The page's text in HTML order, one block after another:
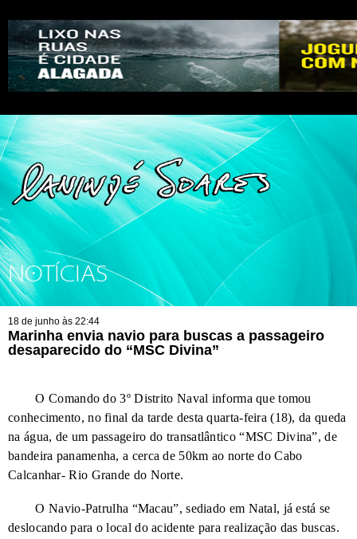
NOTÍCIAS
18 de junho às 22:44
Marinha envia navio para buscas a passageiro
desaparecido do “MSC Divina”
O Comando do 3º Distrito Naval informa que tomou
conhecimento, no final da tarde desta quarta-feira (18), da queda
na água, de um passageiro do transatlântico “MSC Divina”, de
bandeira panamenha, a cerca de 50km ao norte do Cabo
Calcanhar- Rio Grande do Norte.
O Navio-Patrulha “Macau”, sediado em Natal, já está se
deslocando para o local do acidente para realização das buscas.